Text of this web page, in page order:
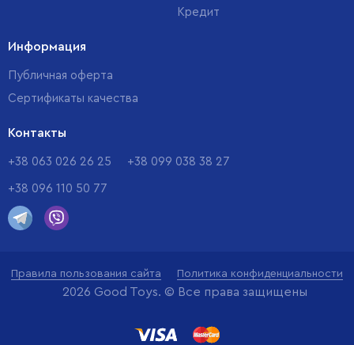
Кредит
Информация
Публичная оферта
Сертификаты качества
Контакты
+38 063 026 26 25 +38 099 038 38 27
+38 096 110 50 77
Правила пользования сайта Политика конфиденциальности
2026 Good Toys. © Все права защищены